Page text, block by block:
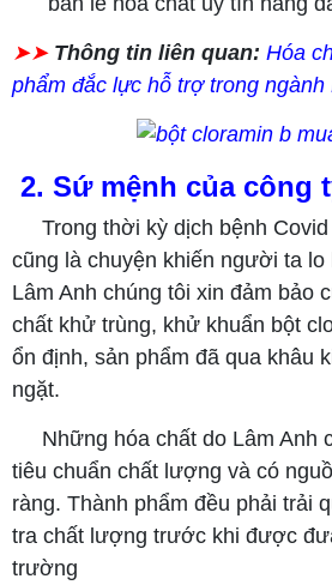
➤➤ Thông tin liên quan: Hóa
phẩm đắc lực hỗ trợ trong
2. Sứ mệnh của công
Trong thời kỳ dịch bệnh
cũng là chuyện khiến người ta lo
Lâm Anh chúng tôi xin đảm bảo
chất khử trùng, khử khuẩn bột
ổn định, sản phẩm đã qua khâu
ngặt.
Những hóa chất do Lâm Anh
tiêu chuẩn chất lượng và có
ràng. Thành phẩm đều phải trải
tra chất lượng trước khi được
trường